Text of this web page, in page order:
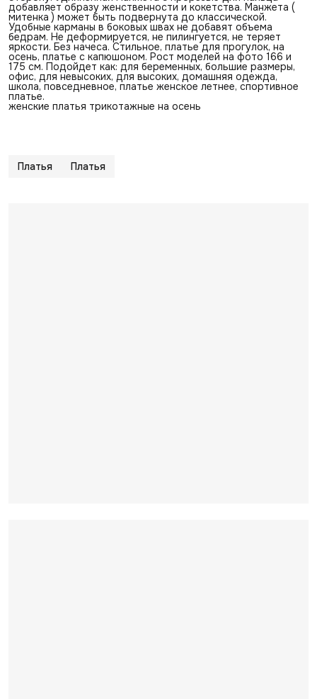
добавляет образу женственности и кокетства. Манжета (
митенка ) может быть подвернута до классической.
Удобные карманы в боковых швах не добавят объема
бедрам. Не деформируется, не пилингуется, не теряет
яркости. Без начеса. Стильное, платье для прогулок, на
осень, платье с капюшоном. Рост моделей на фото 166 и
175 см. Подойдет как: для беременных, большие размеры,
офис, для невысоких, для высоких, домашняя одежда,
школа, повседневное, платье женское летнее, спортивное
платье.
женские платья трикотажные на осень
Платья Платья